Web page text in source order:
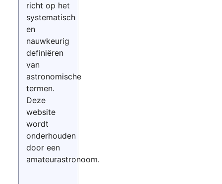
richt op het
systematisch
en
nauwkeurig
definiëren
van
astronomische
termen.
Deze
website
wordt
onderhouden
door een
amateurastronoom.